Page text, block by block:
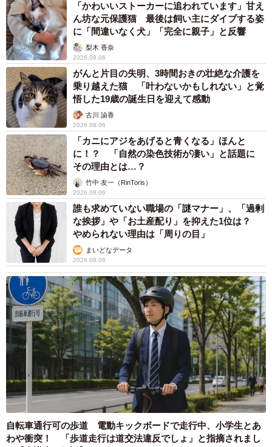
「かわいいストーカーに追われています」甘え
ん坊な元保護猫 最後は飼い主にダイブする姿
に「間違いなく犬」「完全に親子」と反響
梨木 香奈
2026.08.06
がんと片目の失明、3時間おきの壮絶な介護を
乗り越えた猫 「叶わないかもしれない」と覚
悟した19歳の誕生日を迎えて感動
古川 諭香
2026.08.06
「カニにアジをあげると青くなる」ほんと
に！？ 「自然の染色技術が凄い」と話題に
その理由とは…？
竹中 友一（RinToris）
2026.08.06
誰も求めていない職場の「謎マナー」、「過剰
な挨拶」や「お土産配り」を抑えた1位は？
やめられない理由は「周りの目」
まいどなデータ
2026.08.06
自転車通行可の歩道 電動キックボードで走行中、小学生とあ
わや衝突！ 「歩道走行は道交法違反でしょ」と指摘されまし